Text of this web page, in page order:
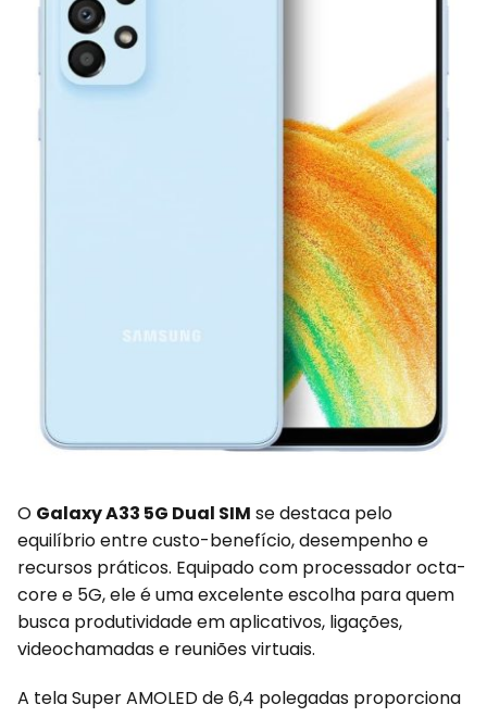
O Galaxy A33 5G Dual SIM se destaca pelo
equilíbrio entre custo-benefício, desempenho e
recursos práticos. Equipado com processador octa-
core e 5G, ele é uma excelente escolha para quem
busca produtividade em aplicativos, ligações,
videochamadas e reuniões virtuais.
A tela Super AMOLED de 6,4 polegadas proporciona